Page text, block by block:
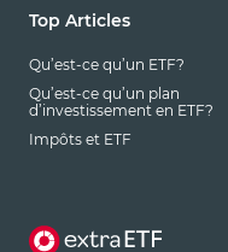
Top Articles
Qu’est-ce qu’un ETF?
Qu’est-ce qu’un plan
d’investissement en ETF?
Impôts et ETF